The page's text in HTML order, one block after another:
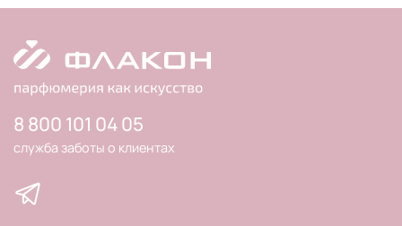
8 800 101 04 05
служба заботы о клиентах